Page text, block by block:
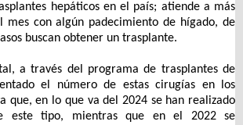
hepáticos en el país; atiende a más
mes con algún padecimiento de hígado, de
buscan obtener un trasplante.
a través del programa de trasplantes de
el número de estas cirugías en los
que, en lo que va del 2024 se han realizado
este tipo, mientras que en el 2022 se